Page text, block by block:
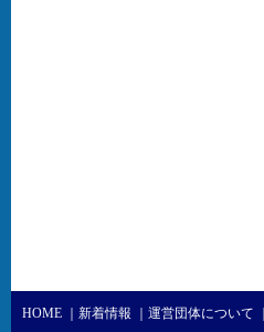
HOME ｜新着情報 ｜運営団体について